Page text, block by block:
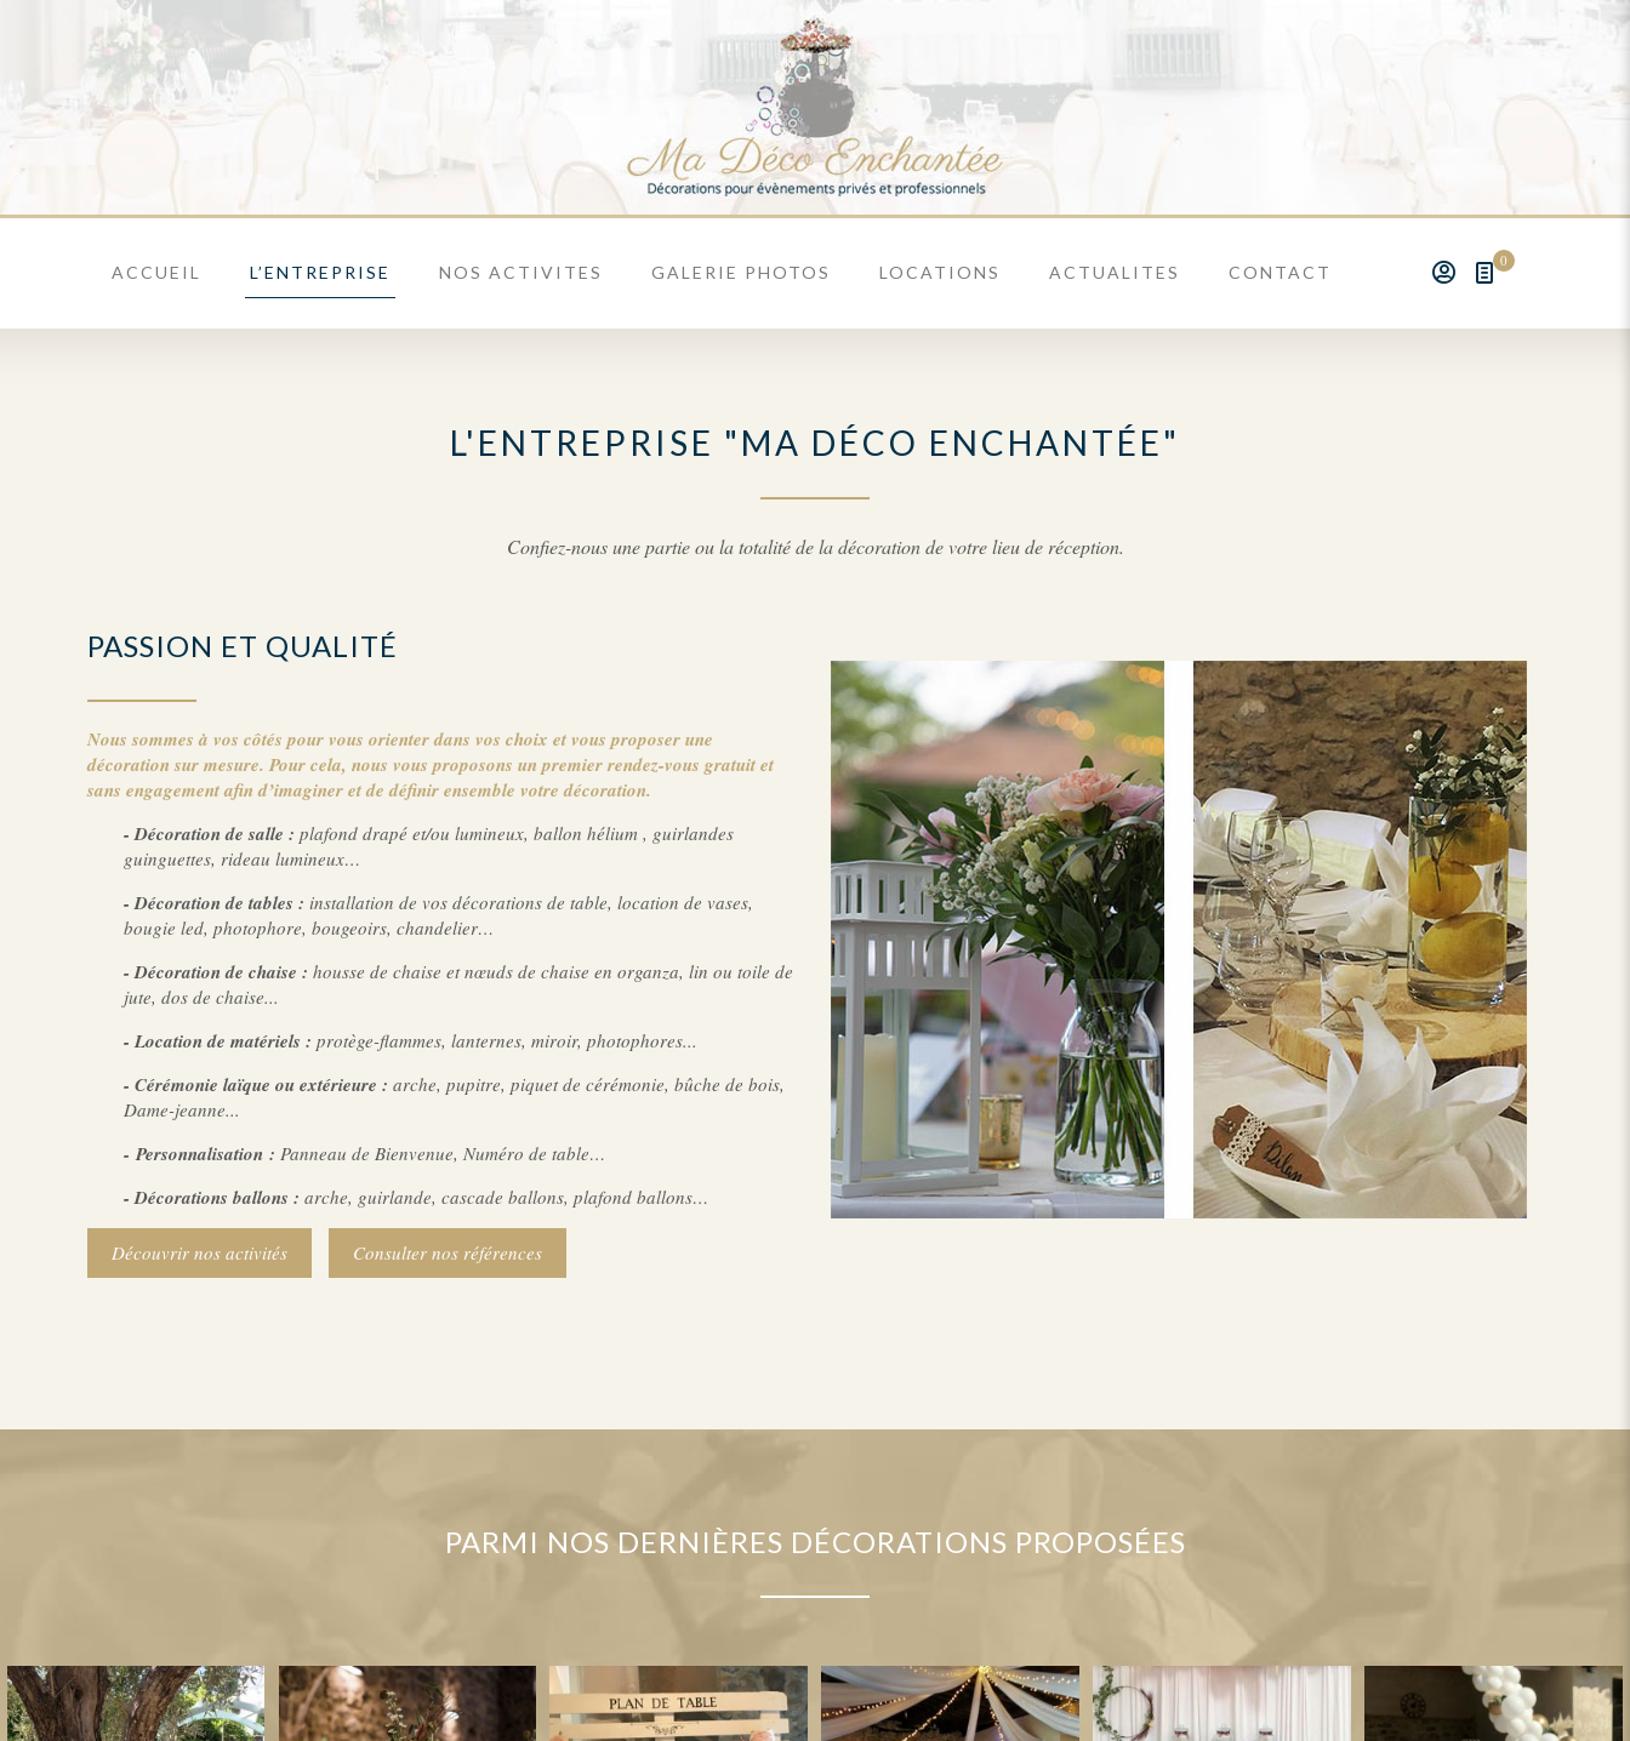
ACCUEIL L’ENTREPRISE NOS ACTIVITES GALERIE PHOTOS LOCATIONS ACTUALITES CONTACT
0
L'ENTREPRISE "MA DÉCO ENCHANTÉE"
Confiez-nous une partie ou la totalité de la décoration de votre lieu de réception.
PASSION ET QUALITÉ
Nous sommes à vos côtés pour vous orienter dans vos choix et vous proposer une
décoration sur mesure. Pour cela, nous vous proposons un premier rendez-vous gratuit et
sans engagement afin d’imaginer et de définir ensemble votre décoration.
- Décoration de salle : plafond drapé et/ou lumineux, ballon hélium , guirlandes
guinguettes, rideau lumineux…
- Décoration de tables : installation de vos décorations de table, location de vases,
bougie led, photophore, bougeoirs, chandelier…
- Décoration de chaise : housse de chaise et nœuds de chaise en organza, lin ou toile de
jute, dos de chaise...
- Location de matériels : protège-flammes, lanternes, miroir, photophores...
- Cérémonie laïque ou extérieure : arche, pupitre, piquet de cérémonie, bûche de bois,
Dame-jeanne...
- Personnalisation : Panneau de Bienvenue, Numéro de table…
- Décorations ballons : arche, guirlande, cascade ballons, plafond ballons…
Découvrir nos activités Consulter nos références
PARMI NOS DERNIÈRES DÉCORATIONS PROPOSÉES